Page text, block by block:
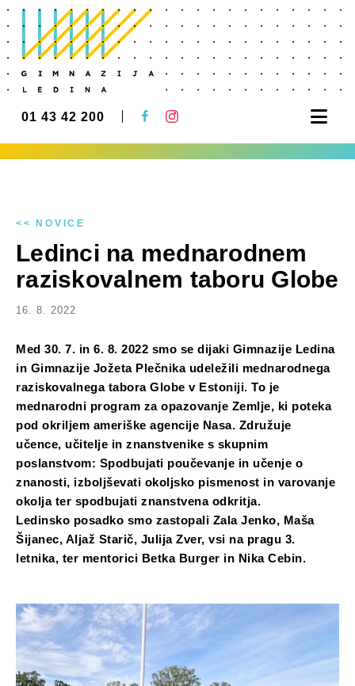
01 43 42 200
<< NOVICE
Ledinci na mednarodnem
raziskovalnem taboru Globe
16. 8. 2022
Med 30. 7. in 6. 8. 2022 smo se dijaki Gimnazije Ledina
in Gimnazije Jožeta Plečnika udeležili mednarodnega
raziskovalnega tabora Globe v Estoniji. To je
mednarodni program za opazovanje Zemlje, ki poteka
pod okriljem ameriške agencije Nasa. Združuje
učence, učitelje in znanstvenike s skupnim
poslanstvom: Spodbujati poučevanje in učenje o
znanosti, izboljševati okoljsko pismenost in varovanje
okolja ter spodbujati znanstvena odkritja.
Ledinsko posadko smo zastopali Zala Jenko, Maša
Šijanec, Aljaž Starič, Julija Zver, vsi na pragu 3.
letnika, ter mentorici Betka Burger in Nika Cebin.